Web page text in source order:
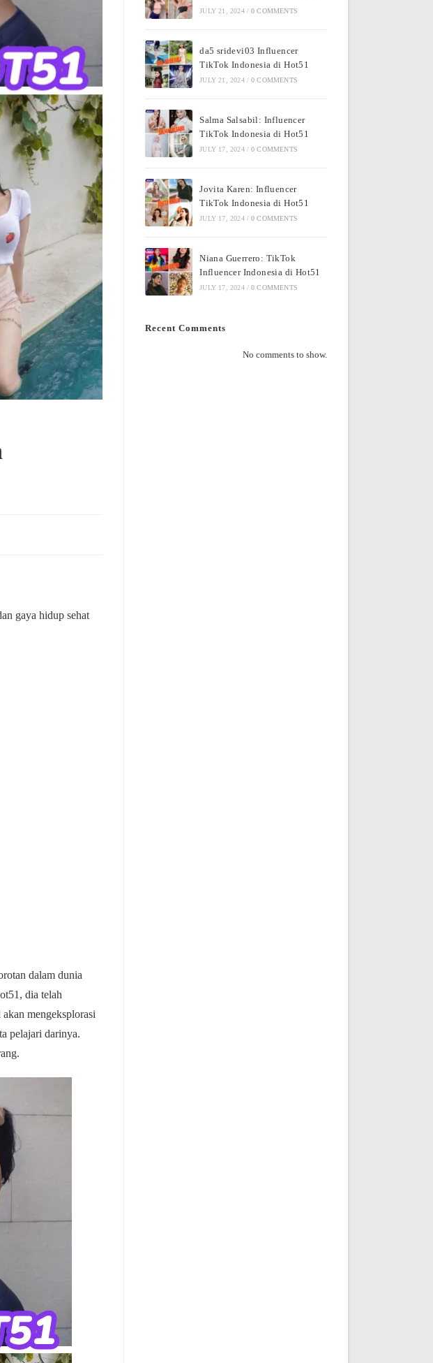
gaya hidup sehat
dalam dunia
dia telah
mengeksplorasi
pelajari darinya.
JULY 21, 2024 / 0 COMMENTS
da5 sridevi03 Influencer
TikTok Indonesia di Hot51
JULY 21, 2024 / 0 COMMENTS
Salma Salsabil: Influencer
TikTok Indonesia di Hot51
JULY 17, 2024 / 0 COMMENTS
Jovita Karen: Influencer
TikTok Indonesia di Hot51
JULY 17, 2024 / 0 COMMENTS
Niana Guerrero: TikTok
Influencer Indonesia di Hot51
JULY 17, 2024 / 0 COMMENTS
Recent Comments
No comments to show.